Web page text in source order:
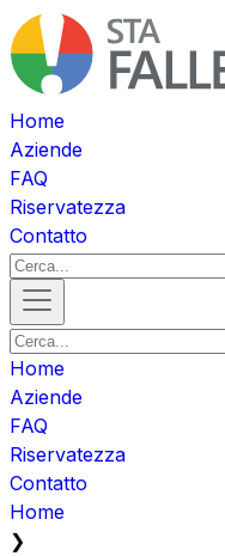
Home
Aziende
FAQ
Riservatezza
Contatto
Home
Aziende
FAQ
Riservatezza
Contatto
Home
❯